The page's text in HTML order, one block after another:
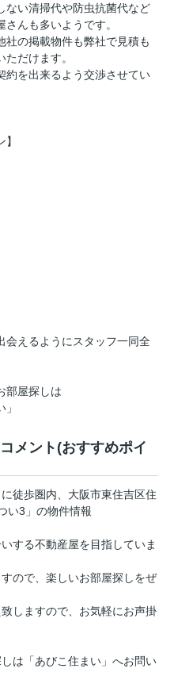
ない清掃代や防虫抗菌代など
んも多いようです。
社の掲載物件も弊社で見積も
だけます。
約を出来るよう交渉させてい
会えるようにスタッフ一同全
部屋探しは
メント(おすすめポイ
徒歩圏内、大阪市東住吉区住
い3」の物件情報
する不動産屋を目指していま
ので、楽しいお部屋探しをぜ
しますので、お気軽にお声掛
は「あびこ住まい」へお問い